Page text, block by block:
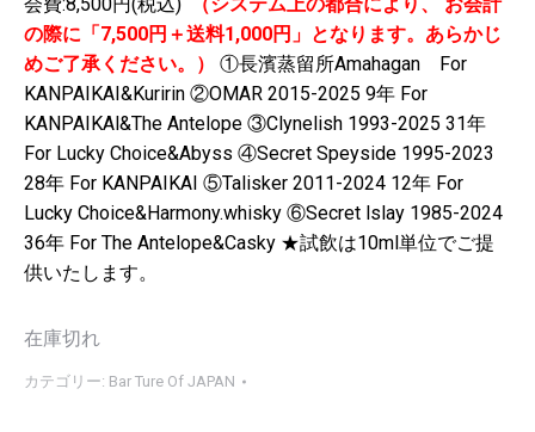
の際に「7,500円＋送料1,000円」となります。あらかじ
めご了承ください。）
①長濱蒸留所Amahagan For
KANPAIKAI&Kuririn ②OMAR 2015-2025 9年 For
KANPAIKAl&The Antelope ③Clynelish 1993-2025 31年
For Lucky Choice&Abyss ④Secret Speyside 1995-2023
28年 For KANPAIKAI ⑤Talisker 2011-2024 12年 For
Lucky Choice&Harmony.whisky ⑥Secret lslay 1985-2024
36年 For The Antelope&Casky ★試飲は10ml単位でご提
供いたします。
在庫切れ
カテゴリー: Bar Ture Of JAPAN